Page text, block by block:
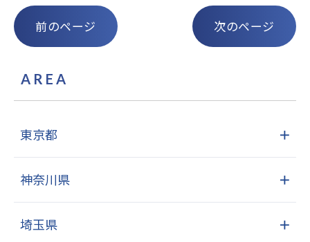
前のページ 次のページ
AREA
東京都 ＋
神奈川県 ＋
埼玉県 ＋